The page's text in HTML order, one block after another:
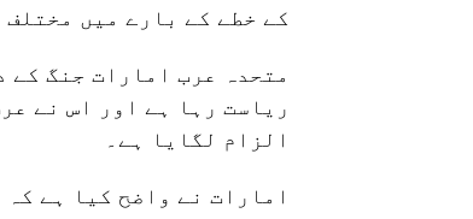
کے خطے کے بارے میں
متحدہ عرب امارات جنگ کے
ریاست رہا ہے اور اس نے
الزام لگایا ہے۔
امارات نے واضح کیا ہے